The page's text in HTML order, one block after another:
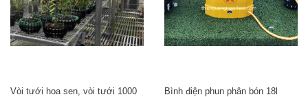
Vòi tưới hoa sen, vòi tưới 1000
Bình điện phun phân bón 18l